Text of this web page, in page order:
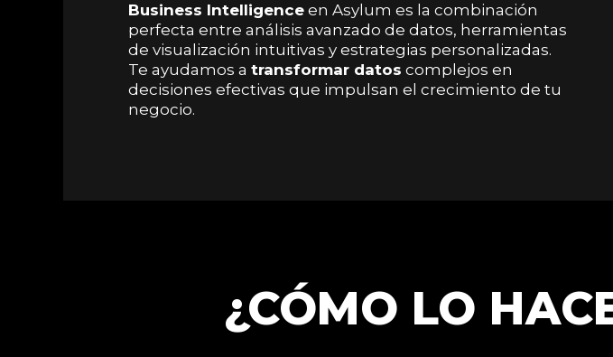
Business Intelligence en Asylum es la combinación
perfecta entre análisis avanzado de datos, herramientas
de visualización intuitivas y estrategias personalizadas.
Te ayudamos a transformar datos complejos en
decisiones efectivas que impulsan el crecimiento de tu
negocio.
¿CÓMO LO